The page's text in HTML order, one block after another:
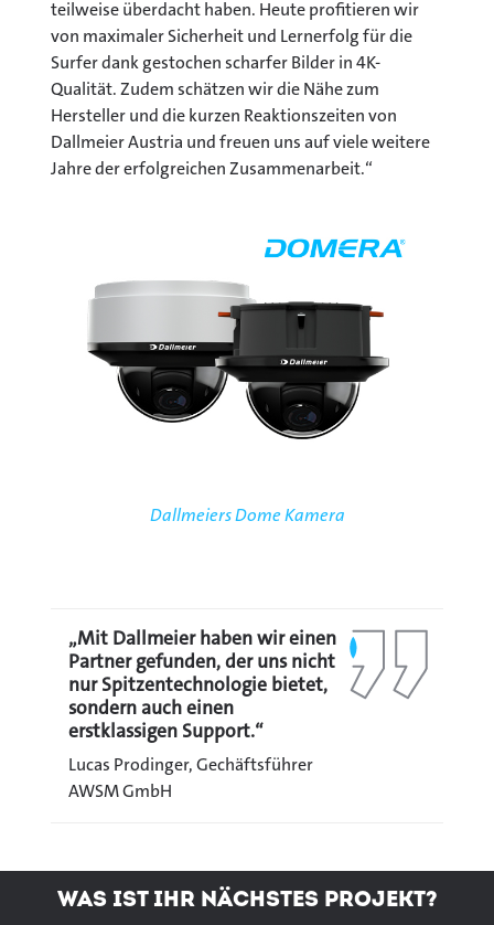
teilweise überdacht haben. Heute profitieren wir
von maximaler Sicherheit und Lernerfolg für die
Surfer dank gestochen scharfer Bilder in 4K-
Qualität. Zudem schätzen wir die Nähe zum
Hersteller und die kurzen Reaktionszeiten von
Dallmeier Austria und freuen uns auf viele weitere
Jahre der erfolgreichen Zusammenarbeit.“
Dallmeiers Dome Kamera
„Mit Dallmeier haben wir einen
Partner gefunden, der uns nicht
nur Spitzentechnologie bietet,
sondern auch einen
erstklassigen Support.“
Lucas Prodinger, Gechäftsführer
AWSM GmbH
Was ist Ihr nächstes Projekt?